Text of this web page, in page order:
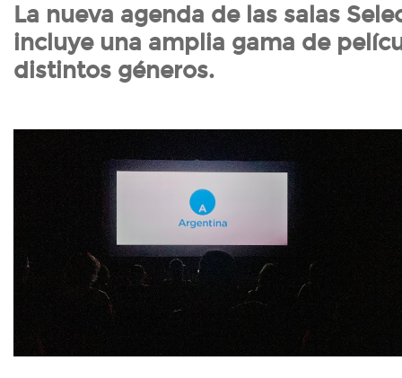
La nueva agenda de las salas
incluye una amplia gama de
distintos géneros.